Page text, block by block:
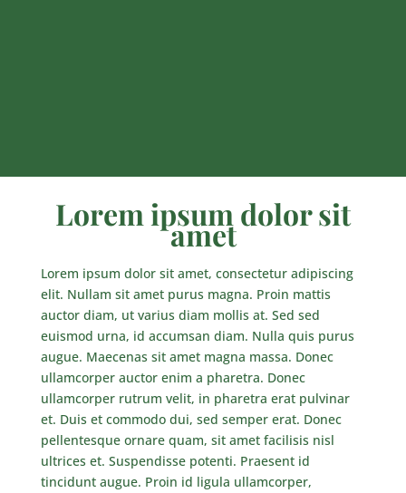
Lorem ipsum dolor sit
amet
Lorem ipsum dolor sit amet, consectetur adipiscing
elit. Nullam sit amet purus magna. Proin mattis
auctor diam, ut varius diam mollis at. Sed sed
euismod urna, id accumsan diam. Nulla quis purus
augue. Maecenas sit amet magna massa. Donec
ullamcorper auctor enim a pharetra. Donec
ullamcorper rutrum velit, in pharetra erat pulvinar
et. Duis et commodo dui, sed semper erat. Donec
pellentesque ornare quam, sit amet facilisis nisl
ultrices et. Suspendisse potenti. Praesent id
tincidunt augue. Proin id ligula ullamcorper,